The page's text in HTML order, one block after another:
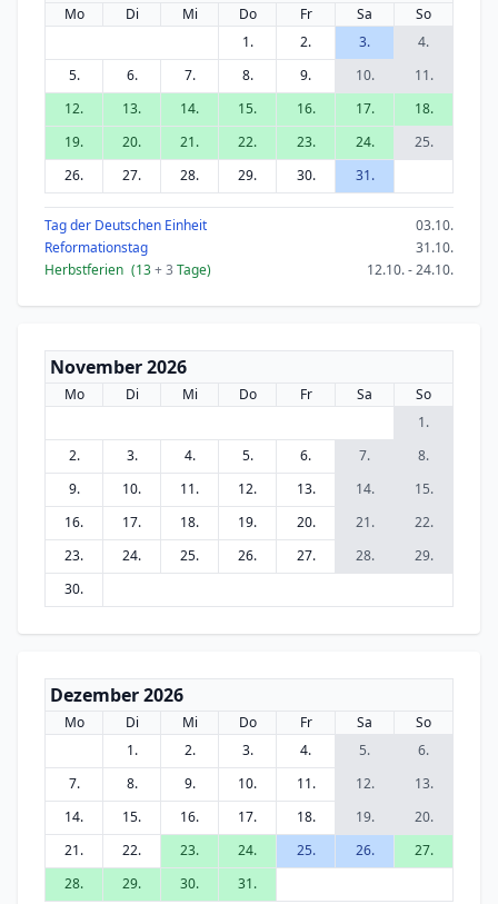
Mo Di Mi Do Fr Sa
So
1.
2. 3.
4.
5.
6. 7. 8. 9. 10.
11.
12.
13. 14. 15. 16. 17.
18.
19.
20. 21. 22. 23. 24.
25.
26.
27. 28. 29. 30. 31.
Tag der Deutschen Einheit
03.10.
Reformationstag
31.10.
Herbstferien (13+ 3 Tage) 12.10. - 24.10.
November 2026
Mo Di Mi Do Fr Sa
So
1.
2.
3. 4. 5. 6. 7.
8.
9.
10. 11. 12. 13. 14.
15.
16.
17. 18. 19. 20. 21.
22.
23.
24. 25. 26. 27. 28.
29.
30.
Dezember 2026
Mo Di Mi Do Fr Sa
So
1.
2. 3. 4. 5.
6.
7.
8. 9. 10. 11. 12.
13.
14.
15. 16. 17. 18. 19.
20.
21.
22. 23. 24. 25. 26.
27.
28.
29. 30. 31.